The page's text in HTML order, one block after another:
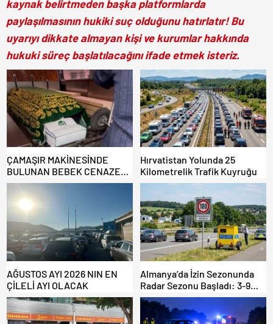
kaynak belirtmeden başka platformlarda
paylaşılmasının hukiki suç olduğunu hatırlatır! Bu
uyarıyı dikkate almayan kişi ve kurumlar hakkında
hukuki süreç başlatılacağını ifade etmek isteriz.
ÇAMAŞIR MAKİNESİNDE
BULUNAN BEBEK CENAZESİ
ŞOK ETTİ
Hırvatistan Yolunda 25
Kilometrelik Trafik Kuyruğu
AĞUSTOS AYI 2026 NIN EN
ÇİLELİ AYI OLACAK
Almanya’da İzin Sezonunda
Radar Sezonu Başladı: 3-9
Ağustos’ta Radar Hız
Denetimi Yapılacak!